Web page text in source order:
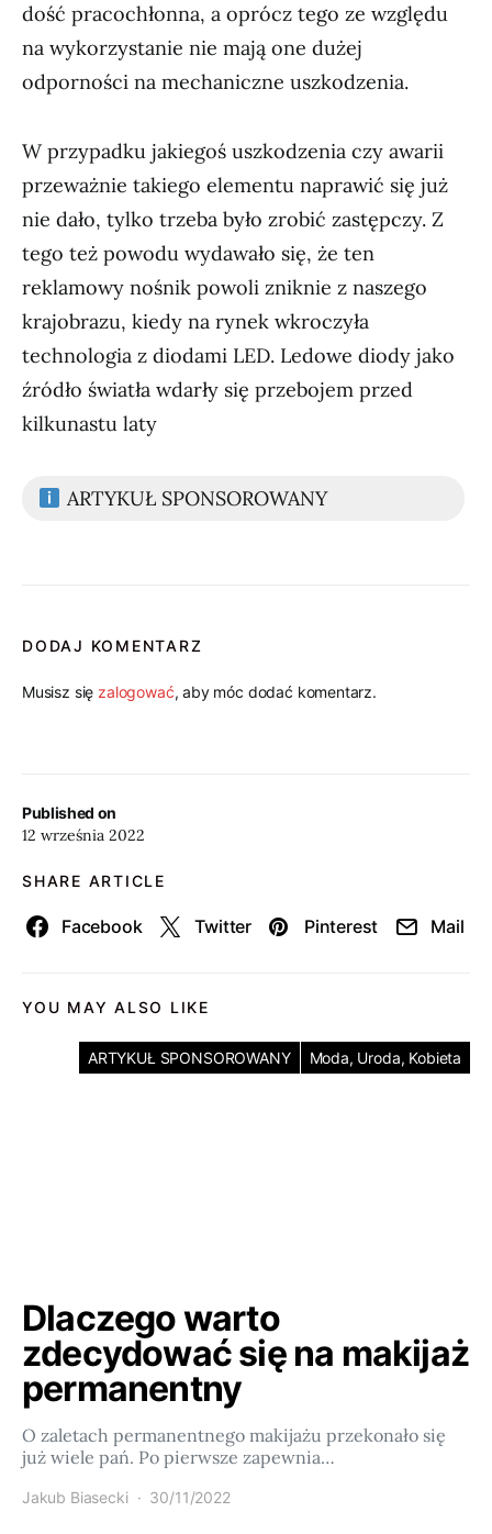
Published on
12 września 2022
SHARE ARTICLE
Facebook Twitter Pinterest Mail
dość pracochłonna, a oprócz tego ze względu
na wykorzystanie nie mają one dużej
odporności na mechaniczne uszkodzenia.
W przypadku jakiegoś uszkodzenia czy awarii
przeważnie takiego elementu naprawić się już
nie dało, tylko trzeba było zrobić zastępczy. Z
tego też powodu wydawało się, że ten
reklamowy nośnik powoli zniknie z naszego
krajobrazu, kiedy na rynek wkroczyła
technologia z diodami LED. Ledowe diody jako
źródło światła wdarły się przebojem przed
kilkunastu laty
ARTYKUŁ SPONSOROWANY
DODAJ KOMENTARZ
Musisz się zalogować, aby móc dodać komentarz.
YOU MAY ALSO LIKE
ARTYKUŁ SPONSOROWANY Moda, Uroda, Kobieta
Dlaczego warto
zdecydować się na makijaż
permanentny
O zaletach permanentnego makijażu przekonało się
już wiele pań. Po pierwsze zapewnia…
Jakub Biasecki 30/11/2022